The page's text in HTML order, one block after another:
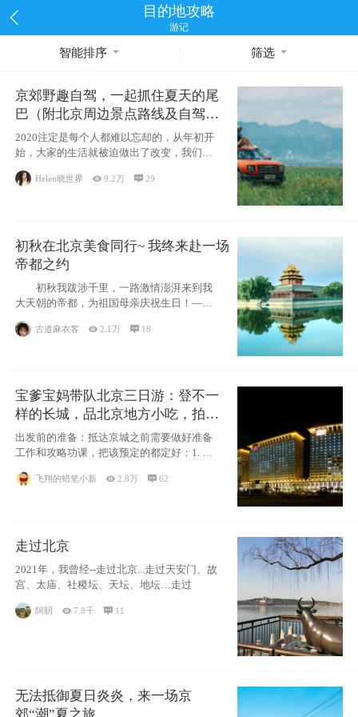
目的地攻略
游记
智能排序 筛选
京郊野趣自驾，一起抓住夏天的尾
巴（附北京周边景点路线及自驾攻
略）
2020注定是每个人都难以忘却的，从年初开
始，大家的生活就被迫做出了改变，我们也
不例外。本来双双辞职是为
Helen晓世界 9.2万 29
初秋在北京美食同行~ 我终来赴一场
帝都之约
初秋我跋涉千里，一路激情澎湃来到我
大天朝的帝都，为祖国母亲庆祝生日！——
古道麻衣客 2.1万  18
宝爹宝妈带队北京三日游：登不一
样的长城，品北京地方小吃，拍盘
古七星夜景！
出发前的准备：抵达京城之前需要做好准备
工作和攻略功课，把该预定的都定好：1. 酒
飞翔的蜡笔小新 2.8万 62
走过北京
2021年，我曾经--走过北京...走过天安门、故
宫、太庙、社稷坛、天坛、地坛…走过
阿眀 7.8千  11
无法抵御夏日炎炎，来一场京